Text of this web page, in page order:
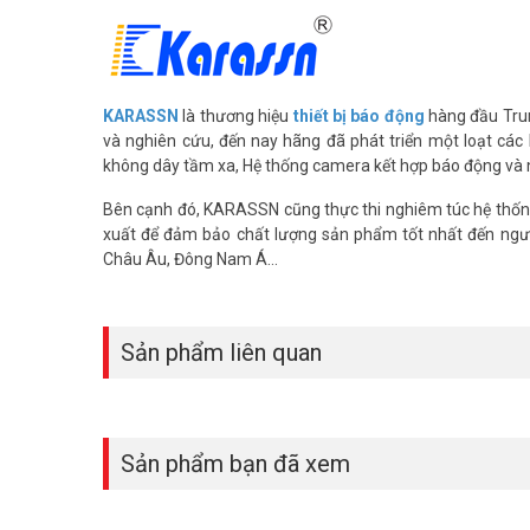
KARASSN là thương hiệu thiết bị báo động hàng đầu
và nghiên cứu, đến nay hãng đã phát triển một loạt
không dây tầm xa, Hệ thống camera kết hợp báo động và
Bên cạnh đó, KARASSN cũng thực thi nghiêm túc hệ
xuất để đảm bảo chất lượng sản phẩm tốt nhất đến
Châu Âu, Đông Nam Á…
Sản phẩm liên quan
Sản phẩm bạn đã xem